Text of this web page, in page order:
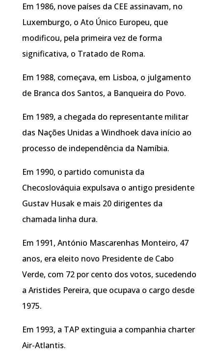
Em 1986, nove países da CEE assinavam, no
Luxemburgo, o Ato Único Europeu, que
modificou, pela primeira vez de forma
significativa, o Tratado de Roma.
Em 1988, começava, em Lisboa, o julgamento
de Branca dos Santos, a Banqueira do Povo.
Em 1989, a chegada do representante militar
das Nações Unidas a Windhoek dava início ao
processo de independência da Namíbia.
Em 1990, o partido comunista da
Checoslováquia expulsava o antigo presidente
Gustav Husak e mais 20 dirigentes da
chamada linha dura.
Em 1991, António Mascarenhas Monteiro, 47
anos, era eleito novo Presidente de Cabo
Verde, com 72 por cento dos votos, sucedendo
a Aristides Pereira, que ocupava o cargo desde
1975.
Em 1993, a TAP extinguia a companhia charter
Air-Atlantis.